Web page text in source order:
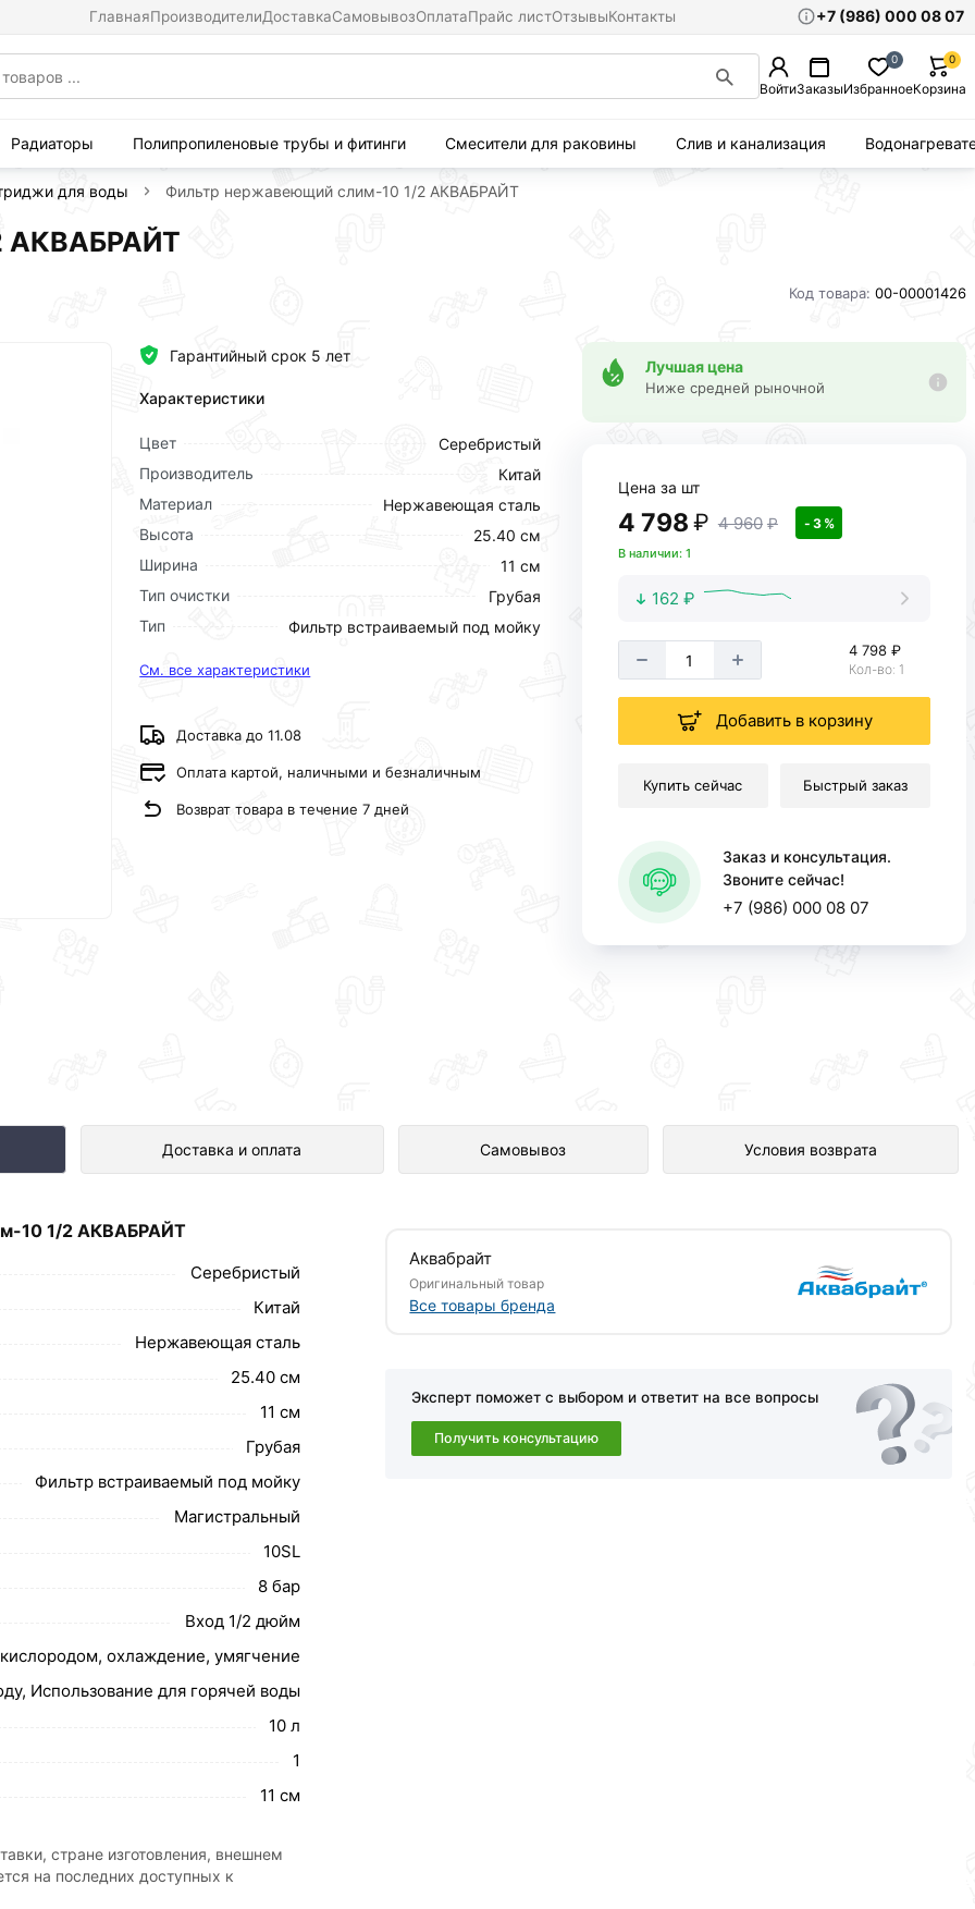
ГлавнаяПроизводителиДоставкаСамовывозОплатаПрайс листОтзывыКонтакты +7 (986) 000 08 07
ВойтиЗаказыИзбранное
0
Корзина
0
Радиаторы Полипропиленовые трубы и фитинги Смесители для раковины Слив и канализация
для воды Фильтр нержавеющий слим-10 1/2 АКВАБРАЙТ
АКВАБРАЙТ
Код товара: 00-00001426
Гарантийный срок 5 лет
Характеристики
Цвет
Серебристый
Производитель
Китай
Материал
Нержавеющая сталь
Высота
25.40 см
Ширина
11 см
Тип очистки
Грубая
Тип
Фильтр встраиваемый под мойку
См. все характеристики
Доставка до 11.08
Оплата картой, наличными и безналичным
Возврат товара в течение 7 дней
Лучшая цена
Ниже средней рыночной
Цена за шт
4 798 ₽ 4 960 ₽ - 3 %
В наличии: 1
162 ₽
4 798 ₽
Кол-во: 1
Добавить в корзину
Купить сейчас Быстрый заказ
Заказ и консультация.
Звоните сейчас!
+7 (986) 000 08 07
Доставка и оплата Самовывоз Условия возврата
представлен в интернет-магазине Сантехника по
для очистки холодной и
от установленного картриджа.
или нажмите на кнопку
10 1/2 АКВАБРАЙТ действительны в
с Вами для согласования условий
всем стандартам качества. Возврат
10 1/2 АКВАБРАЙТ
Серебристый
Китай
Нержавеющая сталь
25.40 см
11 см
Грубая
Фильтр встраиваемый под мойку
Магистральный
10SL
8 бар
Вход 1/2 дюйм
охлаждение, умягчение
Использование для горячей воды
10 л
1
11 см
стране изготовления, внешнем
на последних доступных к
Аквабрайт
Оригинальный товар
Все товары бренда
Эксперт поможет с выбором и ответит на все вопросы
Получить консультацию